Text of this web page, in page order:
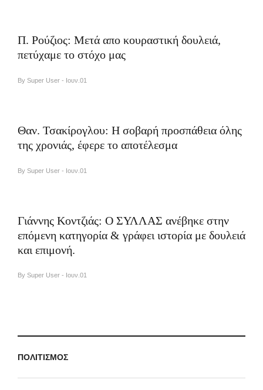
Π. Ρούζιος: Μετά απο κουραστική δουλειά,
πετύχαμε το στόχο μας
By Super User - Ιουν.01
Θαν. Τσακίρογλου: Η σοβαρή προσπάθεια όλης
της χρονιάς, έφερε το αποτέλεσμα
By Super User - Ιουν.01
Γιάννης Κοντζιάς: Ο ΣΥΛΛΑΣ ανέβηκε στην
επόμενη κατηγορία & γράφει ιστορία με δουλειά
και επιμονή.
By Super User - Ιουν.01
ΠΟΛΙΤΙΣΜΟΣ